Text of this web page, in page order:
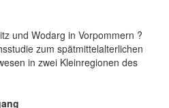
und Wodarg in Vorpommern ?
zum spätmittelalterlichen
in zwei Kleinregionen des